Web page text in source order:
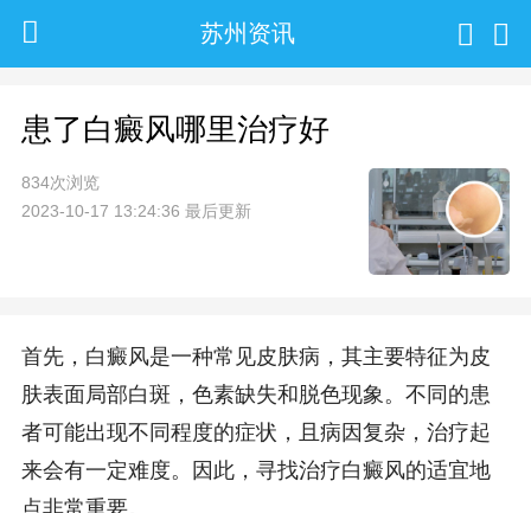
苏州资讯
患了白癜风哪里治疗好
834次浏览
2023-10-17 13:24:36 最后更新
首先，白癜风是一种常见皮肤病，其主要特征为皮
肤表面局部白斑，色素缺失和脱色现象。不同的患
者可能出现不同程度的症状，且病因复杂，治疗起
来会有一定难度。因此，寻找治疗白癜风的适宜地